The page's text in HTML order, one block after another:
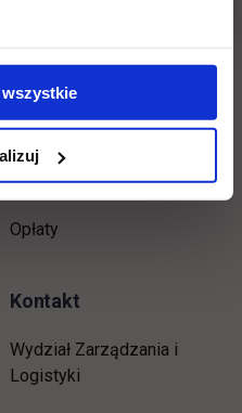
Dziekanat
Biblioteka
Stypendia
Opłaty
Kontakt
Wydział Zarządzania i
Logistyki